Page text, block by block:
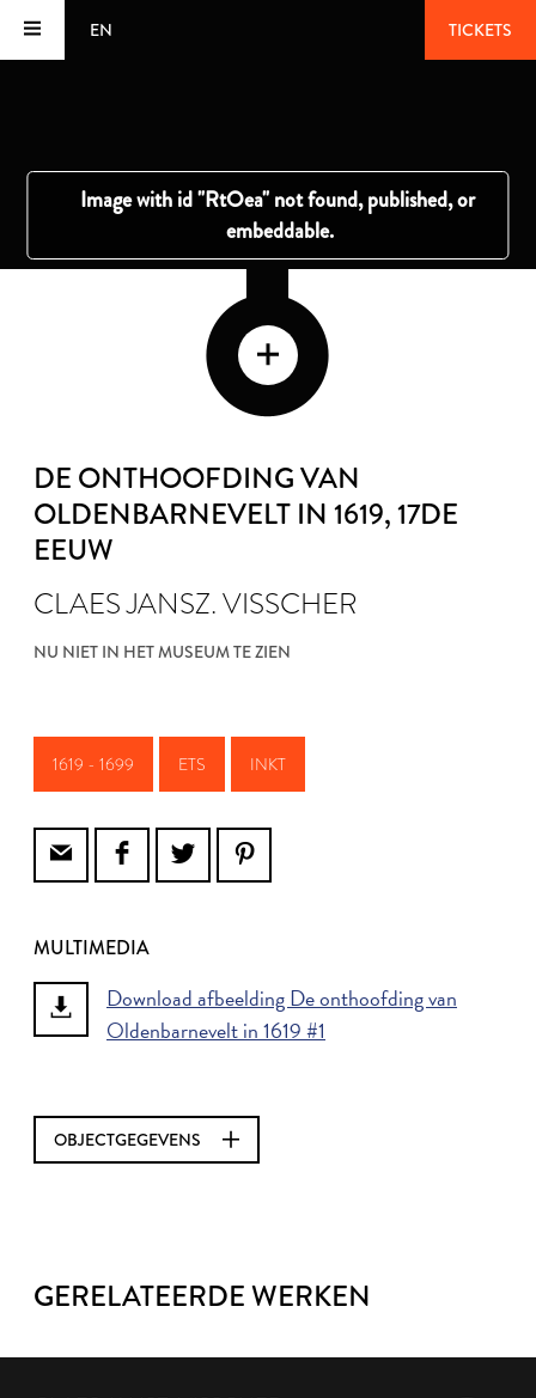
EN TICKETS
DE ONTHOOFDING VAN
OLDENBARNEVELT IN 1619, 17DE
EEUW
CLAES JANSZ. VISSCHER
NU NIET IN HET MUSEUM TE ZIEN
1619 - 1699 ETS INKT
MULTIMEDIA
Download afbeelding De onthoofding van
Oldenbarnevelt in 1619 #1
OBJECTGEGEVENS
GERELATEERDE WERKEN